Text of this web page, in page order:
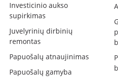
Investicinio aukso
supirkimas
Juvelyrinių dirbinių
remontas
Papuošalų atnaujinimas
Papuošalų gamyba